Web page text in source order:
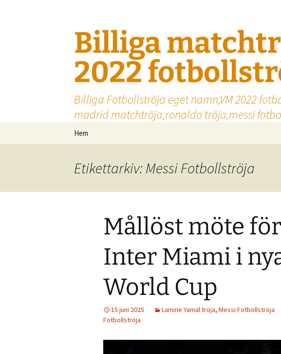
Billiga
2022
Billiga Fotbollströja eget namn,VM 2022
madrid matchtröja,ronaldo tröja,messi
Hem
Etikettarkiv: Messi Fotbollströja
Mållöst möte
Inter Miami i
World Cup
15 juni 2025 Lamine Yamal tröja, Messi Fotbollströja
Fotbollströja